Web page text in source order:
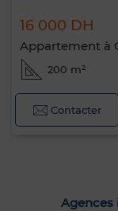
16 000 DH
Appartement à
200 m²
Contacter